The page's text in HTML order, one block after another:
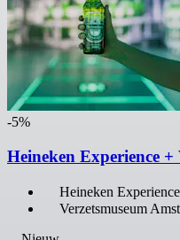
-5%
Heineken Experience +
Heineken
Verzetsmuseum